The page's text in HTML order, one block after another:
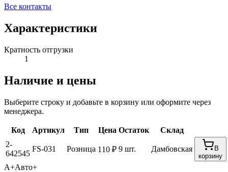
Все контакты
Характеристики
Кратность отгрузки
1
Наличие и цены
Выберите строку и добавьте в корзину или оформите через
менеджера.
Код Артикул Тип Цена Остаток
Склад
2-
642545
FS-031 Розница 110 ₽ 9 шт. Дамбовская
В
корзину
А+Авто+